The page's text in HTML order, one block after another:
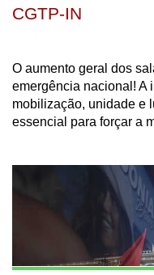
CGTP-IN
O aumento geral dos
emergência nacional! A
mobilização, unidade e
essencial para forçar a